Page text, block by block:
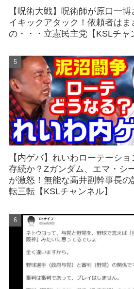
【呪術大戦】呪術師が原口一
イキックアタック！依頼者はま
の・・・立憲民主党【KSLチャ
【内ゲバ】れいわローテーシ
存続か？Zガンダム、エマ・シ
が激怒！無能な高井副幹事長の
転三転【KSLチャンネル】